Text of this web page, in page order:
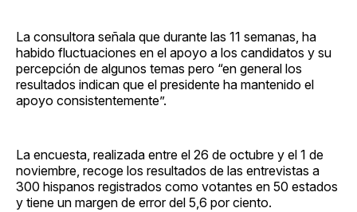
La consultora señala que durante las 11 semanas, ha
habido fluctuaciones en el apoyo a los candidatos y su
percepción de algunos temas pero “en general los
resultados indican que el presidente ha mantenido el
apoyo consistentemente”.
La encuesta, realizada entre el 26 de octubre y el 1 de
noviembre, recoge los resultados de las entrevistas a
300 hispanos registrados como votantes en 50 estados
y tiene un margen de error del 5,6 por ciento.